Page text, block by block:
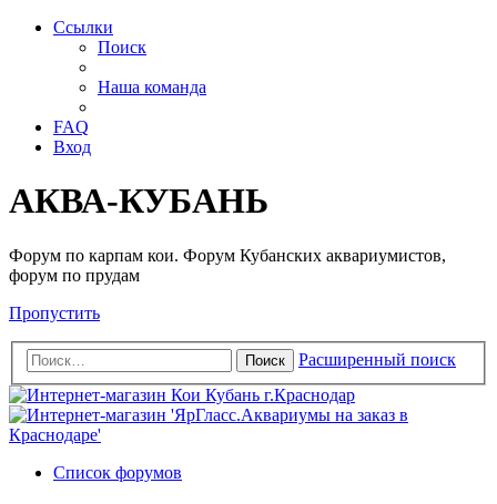
Ссылки
Поиск
Наша команда
FAQ
Вход
АКВА-КУБАНЬ
Форум по карпам кои. Форум Кубанских аквариумистов,
форум по прудам
Пропустить
Поиск Расширенный поиск
Список форумов